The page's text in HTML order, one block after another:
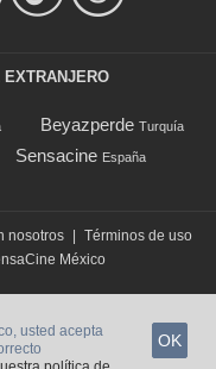
Beyazperde Turquía
Sensacine España
nosotros
Términos de uso
México
usted acepta
OK